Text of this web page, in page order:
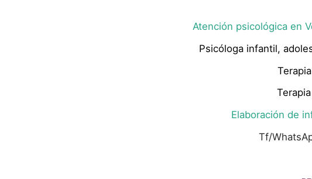
Atención psicológica en
Psicóloga infantil,
Elaboración de
Tf/